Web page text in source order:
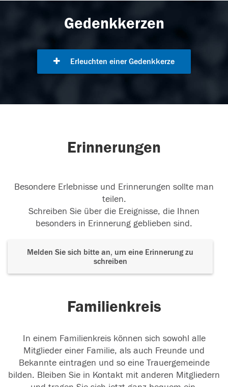
Gedenkkerzen
Erleuchten einer Gedenkkerze
Erinnerungen
Besondere Erlebnisse und Erinnerungen sollte man
teilen.
Schreiben Sie über die Ereignisse, die Ihnen
besonders in Erinnerung geblieben sind.
Melden Sie sich bitte an, um eine Erinnerung zu
schreiben
Familienkreis
In einem Familienkreis können sich sowohl alle
Mitglieder einer Familie, als auch Freunde und
Bekannte eintragen und so eine Trauergemeinde
bilden. Bleiben Sie in Kontakt mit anderen Mitgliedern